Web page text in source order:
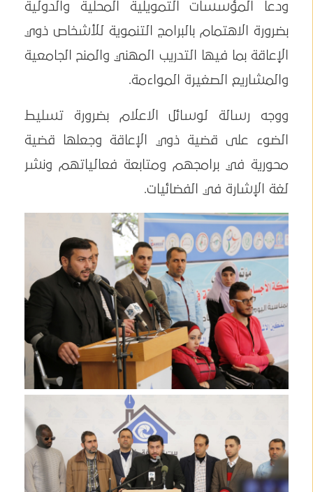
ودعا المؤسسات التمويلية المحلية والدولية
بضرورة الاهتمام بالبرامج التنموية للأشخاص ذوي
الإعاقة بما فيها التدريب المهني والمنح الجامعية
والمشاريع الصغيرة المواءمة.
ووجه رسالة لوسائل الاعلام بضرورة تسليط
الضوء على قضية ذوي الإعاقة وجعلها قضية
محورية في برامجهم ومتابعة فعالياتهم ونشر
لغة الإشارة في الفضائيات.